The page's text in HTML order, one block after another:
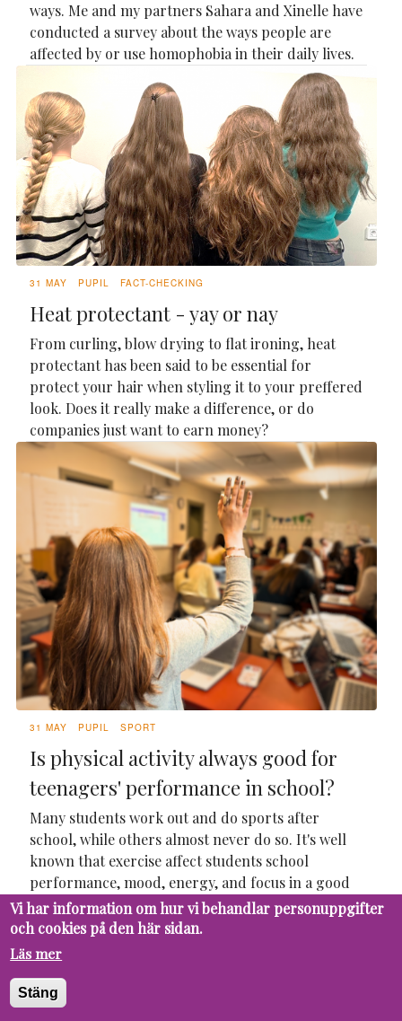
ways. Me and my partners Sahara and Xinelle have
conducted a survey about the ways people are
affected by or use homophobia in their daily lives.
31 MAY PUPIL FACT-CHECKING
Heat protectant - yay or nay
From curling, blow drying to flat ironing, heat
protectant has been said to be essential for
protect your hair when styling it to your preffered
look. Does it really make a difference, or do
companies just want to earn money?
31 MAY PUPIL SPORT
Is physical activity always good for
teenagers' performance in school?
Many students work out and do sports after
school, while others almost never do so. It's well
known that exercise affect students school
performance, mood, energy, and focus in a good
way. But is it always like that? I interviewed
different teenagers with different lifestyles to find
out the answer...
Vi har information om hur vi behandlar personuppgifter
och cookies på den här sidan.
Läs mer
Stäng